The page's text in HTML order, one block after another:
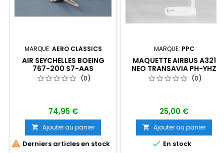
MARQUE: AERO CLASSICS
AIR SEYCHELLES BOEING
767-200 S7-AAS
(0)
74,95 €
 Ajouter au panier
 Derniers articles en stock
MARQUE: PPC
MAQUETTE AIRBUS A321
NEO TRANSAVIA PH-YHZ
ECH 1/200 (0)
25,00 €
 Ajouter au panier
 En stock